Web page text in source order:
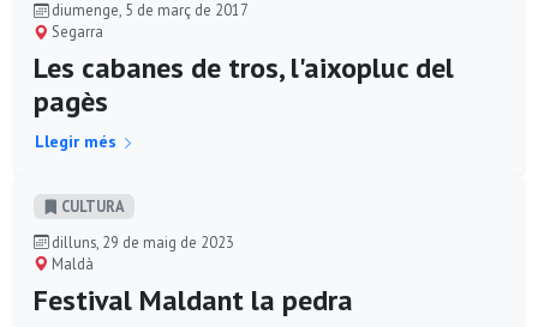
diumenge, 5 de març de 2017
Segarra
Les cabanes de tros, l'aixopluc del
pagès
Llegir més
CULTURA
dilluns, 29 de maig de 2023
Maldà
Festival Maldant la pedra